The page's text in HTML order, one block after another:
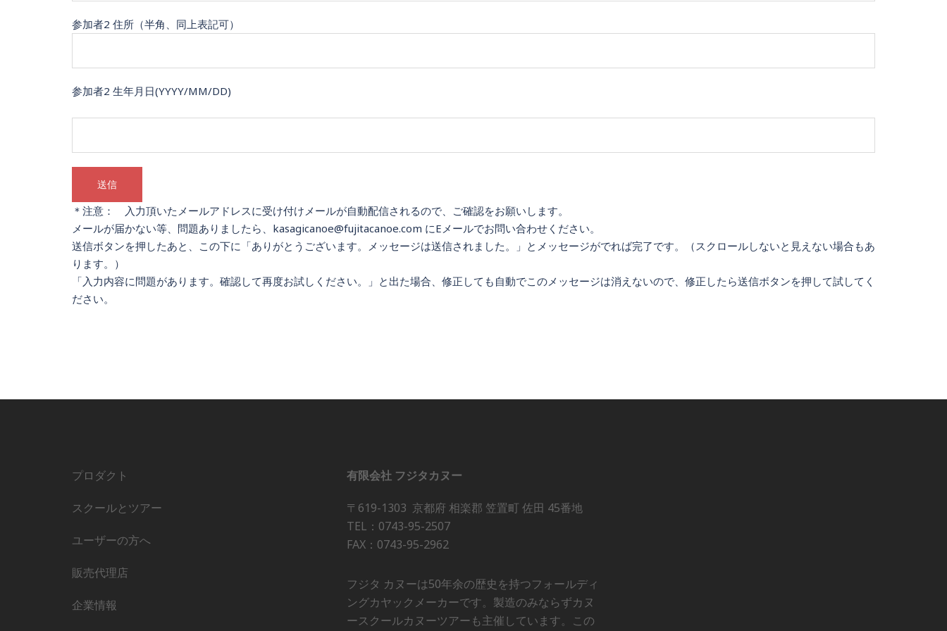
参加者2 住所（半角、同上表記可）
参加者2 生年月日(YYYY/MM/DD)
＊注意： 入力頂いたメールアドレスに受け付けメールが自動配信されるので、ご確認をお願いします。
メールが届かない等、問題ありましたら、kasagicanoe@fujitacanoe.com にEメールでお問い合わせください。
送信ボタンを押したあと、この下に「ありがとうございます。メッセージは送信されました。」とメッセージがでれば完了です。（スクロールしないと見えない場合もあ
ります。）
「入力内容に問題があります。確認して再度お試しください。」と出た場合、修正しても自動でこのメッセージは消えないので、修正したら送信ボタンを押して試してく
ださい。
プロダクト
スクールとツアー
ユーザーの方へ
販売代理店
企業情報
有限会社 フジタカヌー
〒619-1303 京都府 相楽郡 笠置町 佐田 45番地
TEL：0743-95-2507
FAX：0743-95-2962
フジタ カヌーは50年余の歴史を持つフォールディ
ングカヤックメーカーです。製造のみならずカヌ
ースクールカヌーツアーも主催しています。この